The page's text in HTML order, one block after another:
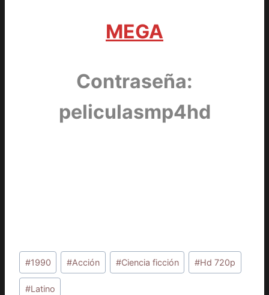
MEGA
Contraseña:
peliculasmp4hd
Etiquetas
de
la
#1990 #Acción #Ciencia ficción #Hd 720p
#Latino